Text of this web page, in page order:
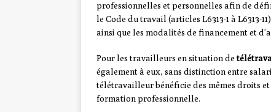
professionnelles et personnelles afin de
le Code du travail (articles L6313-1 à
ainsi que les modalités de financement et
Pour les travailleurs en situation de
également à eux, sans distinction entre
télétravailleur bénéficie des mêmes droits
formation professionnelle.